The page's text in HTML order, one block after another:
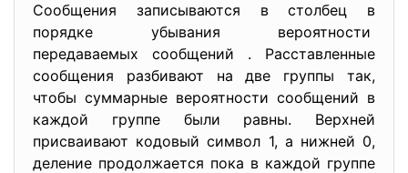
Сообщения записываются в столбец в
порядке убывания вероятности
передаваемых сообщений . Расставленные
сообщения разбивают на две группы так,
чтобы суммарные вероятности сообщений в
каждой группе были равны. Верхней
присваивают кодовый символ 1, а нижней 0,
деление продолжается пока в каждой группе